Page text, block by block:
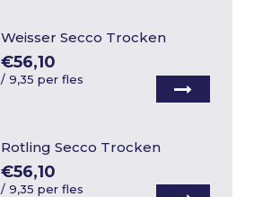
Weisser Secco Trocken
€56,10
/9,35 per fles
Rotling Secco Trocken
€56,10
/9,35 per fles